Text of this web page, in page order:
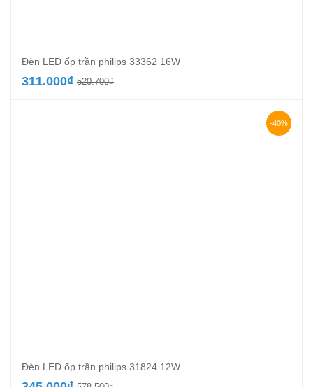
Đèn LED ốp trần philips 33362 16W
520.700₫Giá
311.000₫
Giá
-40%
Đèn LED ốp trần philips 31824 12W